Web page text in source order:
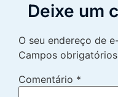
Deixe um
O seu endereço de
Campos
Comentário *